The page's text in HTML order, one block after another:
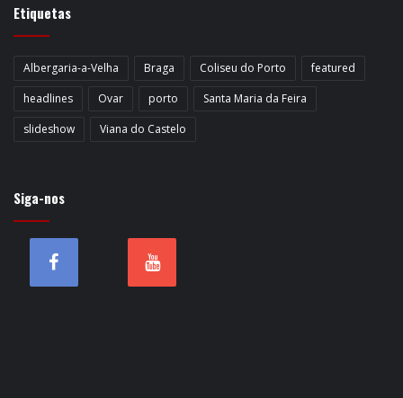
Etiquetas
Albergaria-a-Velha Braga Coliseu do Porto
featured
headlines
Ovar porto
Santa Maria da Feira
slideshow
Viana do Castelo
Siga-nos